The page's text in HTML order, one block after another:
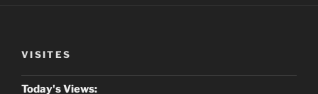
VISITES
Today's Views: